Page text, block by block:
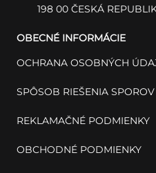
198 00 ČESKÁ
OBECNÉ INFORMÁCIE
OCHRANA OSOBNÝCH
SPÔSOB RIEŠENIA SPOROV
REKLAMAČNÉ PODMIENKY
OBCHODNÉ PODMIENKY